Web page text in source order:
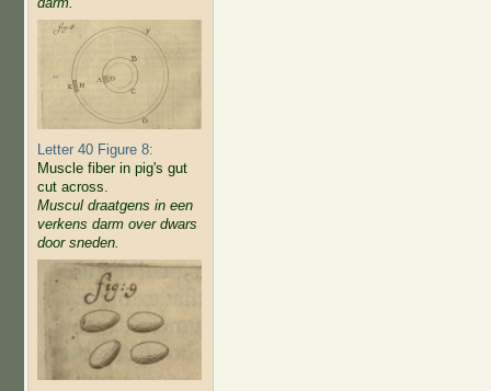
Letter 40 Figure 8:
Muscle fiber in pig's gut
cut across.
Muscul draatgens in een
verkens darm over dwars
door sneden.